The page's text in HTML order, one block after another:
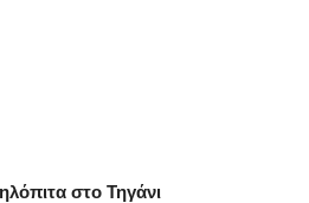
στο Τηγάνι